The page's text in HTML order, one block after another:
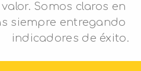
Somos claros en
siempre entregando
indicadores de éxito.